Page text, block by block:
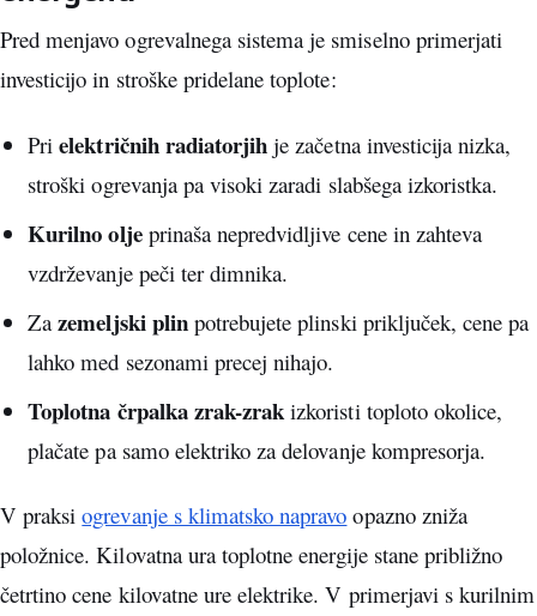
Pred menjavo ogrevalnega sistema je smiselno primerjati
investicijo in stroške pridelane toplote:
Prielektričnih radiatorjih je začetna investicija nizka,
stroški ogrevanja pa visoki zaradi slabšega izkoristka.
Kurilno oljeprinaša nepredvidljive cene in zahteva
vzdrževanje peči ter dimnika.
Zazemeljski plinpotrebujete plinski priključek, cene pa
lahko med sezonami precej nihajo.
Toplotna črpalka zrak-zrakizkoristi toploto okolice,
plačate pa samo elektriko za delovanje kompresorja.
V praksiogrevanje s klimatsko napravo opazno zniža
položnice. Kilovatna ura toplotne energije stane približno
četrtino cene kilovatne ure elektrike. V primerjavi s kurilnim